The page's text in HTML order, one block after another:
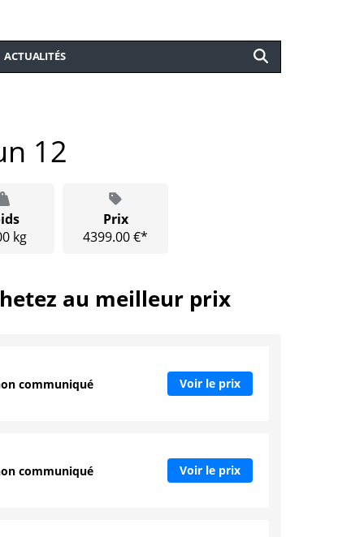
ACTUALITÉS
12
kg
Prix
4399.00 €*
au meilleur prix
communiqué Voir le prix
communiqué Voir le prix